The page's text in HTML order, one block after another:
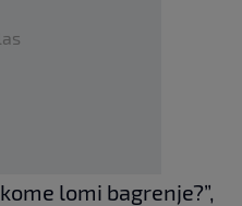
lomi bagrenje?”,